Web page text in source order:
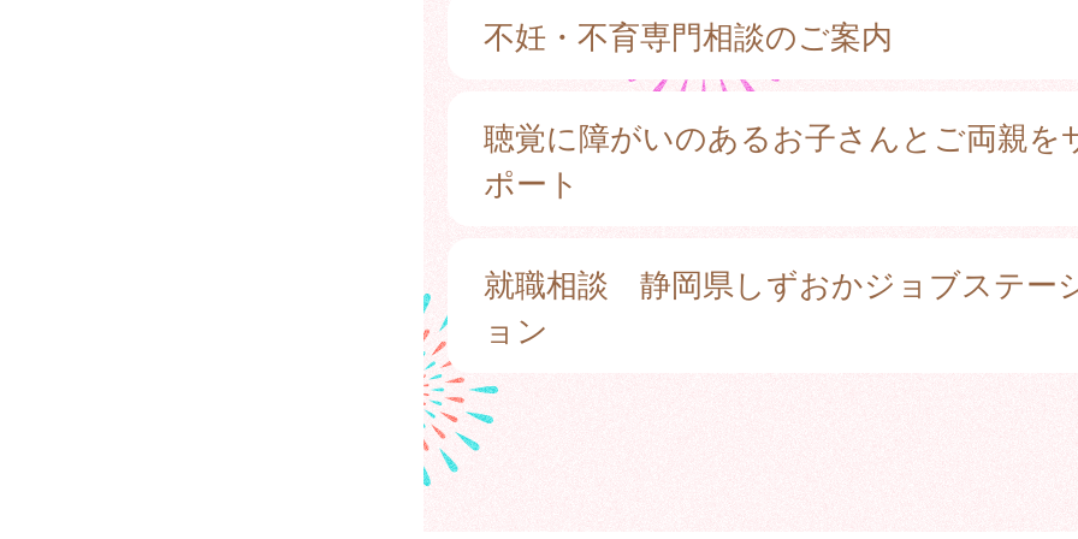
不妊・不育専門相談のご案内
聴覚に障がいのあるお子さんとご両親を
ポート
就職相談 静岡県しずおかジョブステー
ョン